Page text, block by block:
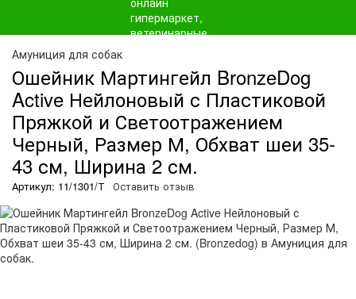
Амуниция для собак
Ошейник Мартингейл BronzeDog
Active Нейлоновый с Пластиковой
Пряжкой и Светоотражением
Черный, Размер М, Обхват шеи 35-
43 см, Ширина 2 см.
Артикул: 11/1301/Т Оставить отзыв